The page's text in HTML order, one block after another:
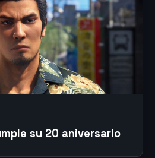
su 20 aniversario